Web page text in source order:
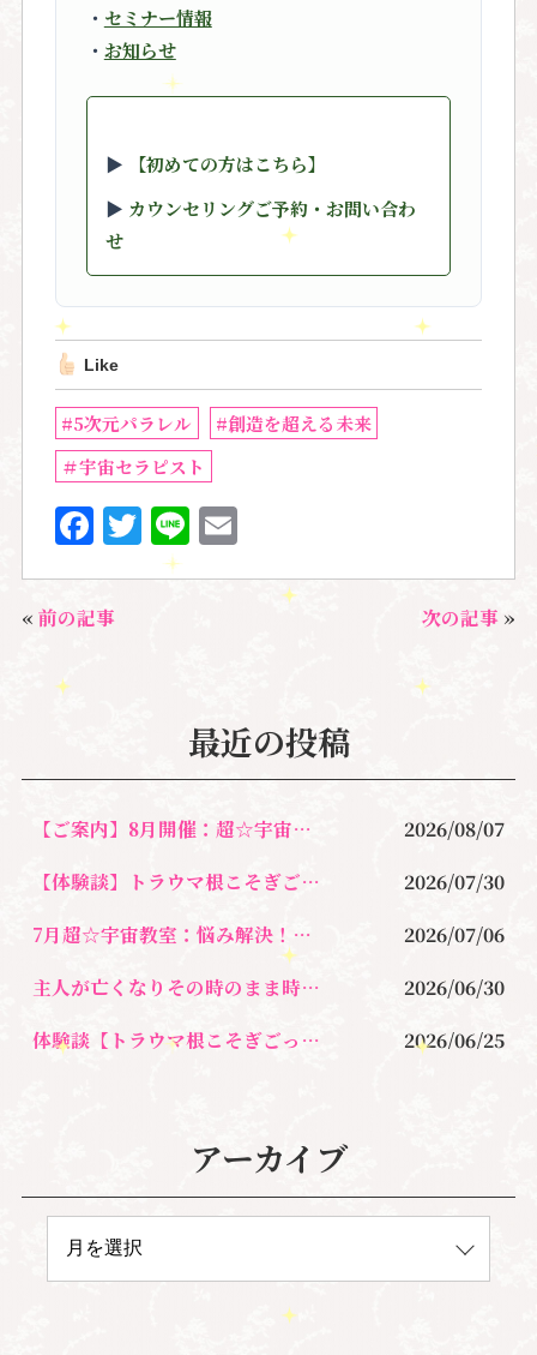
・ セミナー情報
・ お知らせ
▶︎
【初めての方はこちら】
▶︎ カウンセリングご予約・お問い合わ
せ
Like
#5次元パラレル
#創造を超える未来
＃宇宙セラピスト
F
a
c
e
k
T
w
Li
n
E
m
« 前の記事 次の記事 »
最近の投稿
【ご案内】8月開催：超☆宇宙教室 〜宇宙の視点で、悩みを軽やかに解決する
2026/08/07
【体験談】トラウマ根こそぎごっそり除去＆オラクルカードリーディングセッション
2026/07/30
7月超☆宇宙教室：悩み解決！新しい自分に出会う心が軽くなるレッスン
2026/07/06
主人が亡くなりその時のまま時が止まり今、心が限界に涙を流すのさえ止めて生きてきた
2026/06/30
体験談【トラウマ根こそぎごっそりセラピー】執着を手放す
2026/06/25
アーカイブ